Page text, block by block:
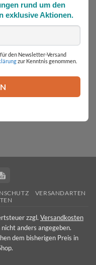
rund um den
exklusive Aktionen.
den Newsletter-Versand
zur Kenntnis genommen.
VERSANDARTEN
zzgl. Versandkosten
anders angegeben.
dem bisherigen Preis in